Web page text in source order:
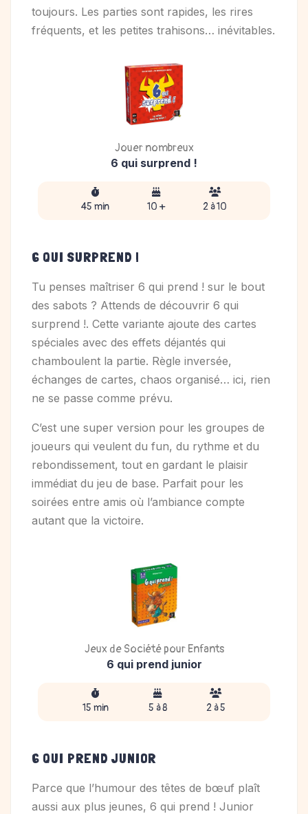
toujours. Les parties sont rapides, les rires
fréquents, et les petites trahisons… inévitables.
Jouer nombreux
6 qui surprend !
45 min 10 + 2 à 10
6 QUI SURPREND !
Tu penses maîtriser 6 qui prend ! sur le bout
des sabots ? Attends de découvrir 6 qui
surprend !. Cette variante ajoute des cartes
spéciales avec des effets déjantés qui
chamboulent la partie. Règle inversée,
échanges de cartes, chaos organisé… ici, rien
ne se passe comme prévu.
C’est une super version pour les groupes de
joueurs qui veulent du fun, du rythme et du
rebondissement, tout en gardant le plaisir
immédiat du jeu de base. Parfait pour les
soirées entre amis où l’ambiance compte
autant que la victoire.
Jeux de Société pour Enfants
6 qui prend junior
15 min 5 à 8 2 à 5
6 QUI PREND JUNIOR
Parce que l’humour des têtes de bœuf plaît
aussi aux plus jeunes, 6 qui prend ! Junior